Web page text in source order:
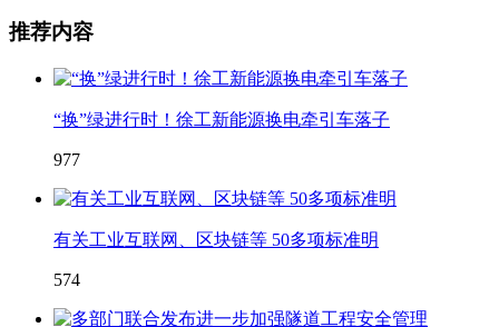
推荐内容
“换”绿进行时！徐工新能源换电牵引车落子
977
有关工业互联网、区块链等 50多项标准明
574